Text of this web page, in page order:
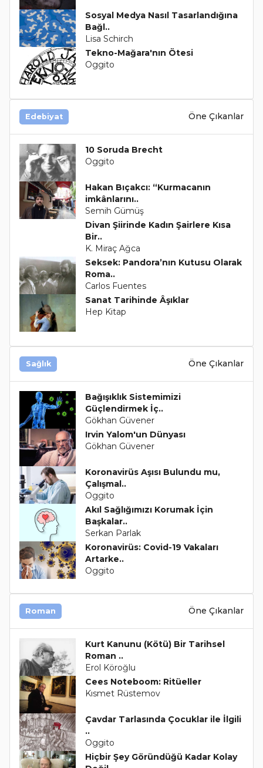
Sosyal Medya Nasıl Tasarlandığına
Bağl..
Lisa Schirch
Tekno-Mağara'nın Ötesi
Oggito
Edebiyat Öne Çıkanlar
10 Soruda Brecht
Oggito
Hakan Bıçakcı: “Kurmacanın
imkânlarını..
Semih Gümüş
Divan Şiirinde Kadın Şairlere Kısa
Bir..
K. Miraç Ağca
Seksek: Pandora’nın Kutusu Olarak
Roma..
Carlos Fuentes
Sanat Tarihinde Âşıklar
Hep Kitap
Sağlık Öne Çıkanlar
Bağışıklık Sistemimizi
Güçlendirmek İç..
Gökhan Güvener
Irvin Yalom'un Dünyası
Gökhan Güvener
Koronavirüs Aşısı Bulundu mu,
Çalışmal..
Oggito
Akıl Sağlığımızı Korumak İçin
Başkalar..
Serkan Parlak
Koronavirüs: Covid-19 Vakaları
Artarke..
Oggito
Roman Öne Çıkanlar
Kurt Kanunu (Kötü) Bir Tarihsel
Roman ..
Erol Köroğlu
Cees Noteboom: Ritüeller
Kısmet Rüstemov
Çavdar Tarlasında Çocuklar ile İlgili
..
Oggito
Hiçbir Şey Göründüğü Kadar Kolay